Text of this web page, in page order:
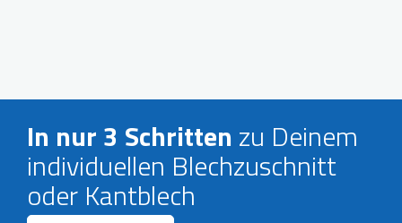
In nur 3 Schritten zu Deinem
individuellen Blechzuschnitt
oder Kantblech